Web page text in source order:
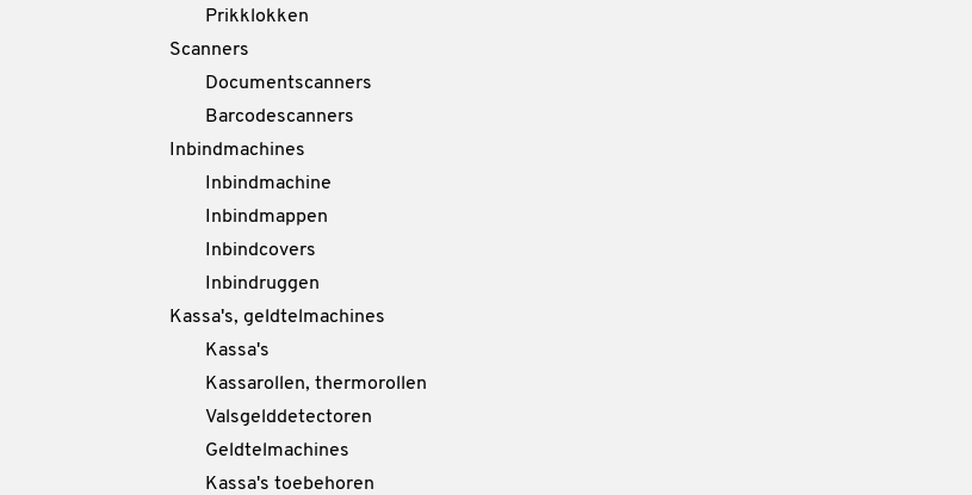
Prikklokken
Scanners
Documentscanners
Barcodescanners
Inbindmachines
Inbindmachine
Inbindmappen
Inbindcovers
Inbindruggen
Kassa's, geldtelmachines
Kassa's
Kassarollen, thermorollen
Valsgelddetectoren
Geldtelmachines
Kassa's toebehoren